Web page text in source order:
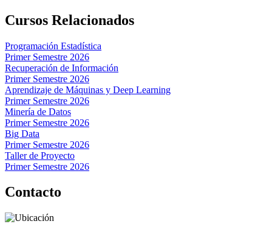
Cursos Relacionados
Programación Estadística
Primer Semestre 2026
Recuperación de Información
Primer Semestre 2026
Aprendizaje de Máquinas y Deep Learning
Primer Semestre 2026
Minería de Datos
Primer Semestre 2026
Big Data
Primer Semestre 2026
Taller de Proyecto
Primer Semestre 2026
Contacto